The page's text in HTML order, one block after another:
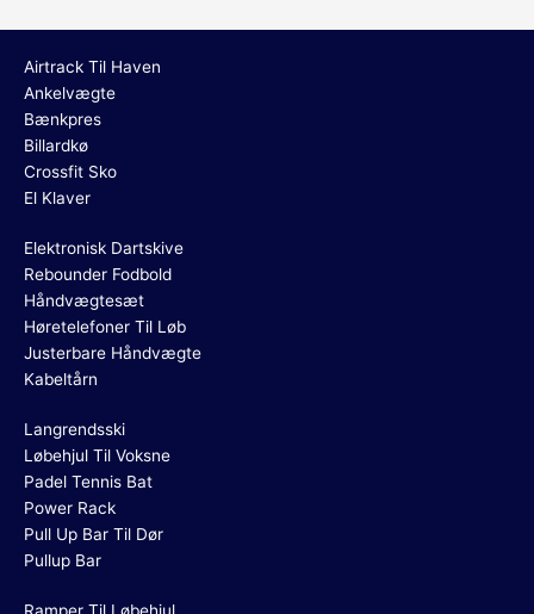
Airtrack Til Haven
Ankelvægte
Bænkpres
Billardkø
Crossfit Sko
El Klaver
Elektronisk Dartskive
Rebounder Fodbold
Håndvægtesæt
Høretelefoner Til Løb
Justerbare Håndvægte
Kabeltårn
Langrendsski
Løbehjul Til Voksne
Padel Tennis Bat
Power Rack
Pull Up Bar Til Dør
Pullup Bar